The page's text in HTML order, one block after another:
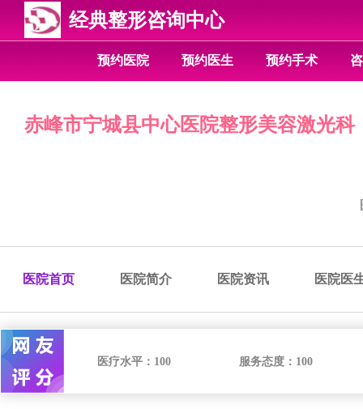
经典整形咨询中心
预约医院 预约医生 预约手术
赤峰市宁城县中心医院整形美容激光科
医院首页 医院简介 医院资讯 医院医
医疗水平： 100 服务态度： 100